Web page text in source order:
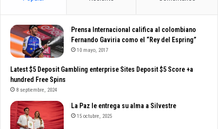
Prensa Internacional califica al colombiano
Fernando Gaviria como el “Rey del Espring”
10 mayo, 2017
Latest $5 Deposit Gambling enterprise Sites Deposit $5 Score +a
hundred Free Spins
8 septiembre, 2024
La Paz le entrega su alma a Silvestre
15 octubre, 2025